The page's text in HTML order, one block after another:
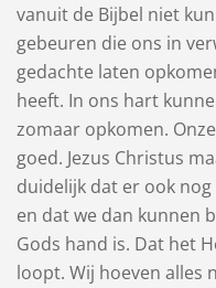
vanuit de Bijbel niet
gebeuren die ons in
gedachte laten
heeft. In ons hart
zomaar opkomen.
goed. Jezus Christus
duidelijk dat er ook
en dat we dan kunnen
Gods hand is. Dat het
loopt. Wij hoeven alles